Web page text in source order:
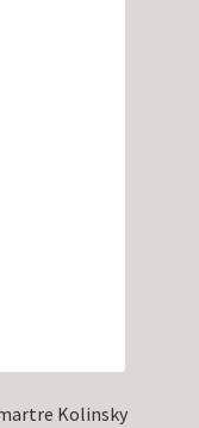
Kolinsky